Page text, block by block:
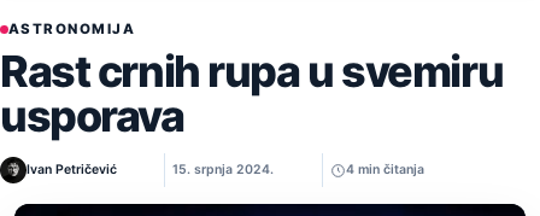
ASTRONOMIJA
Rast crnih rupa u svemiru
usporava
Ivan Petričević 15. srpnja 2024. 4 min čitanja